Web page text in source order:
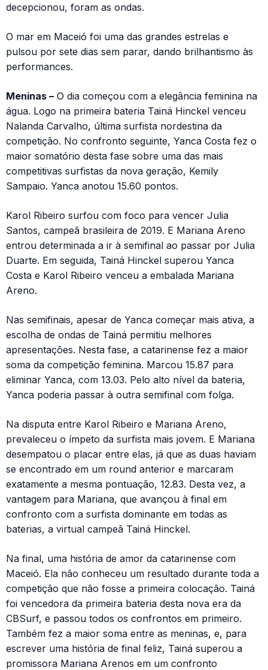
decepcionou, foram as ondas.
O mar em Maceió foi uma das grandes estrelas e
pulsou por sete dias sem parar, dando brilhantismo às
performances.
Meninas – O dia começou com a elegância feminina na
água. Logo na primeira bateria Tainá Hinckel venceu
Nalanda Carvalho, última surfista nordestina da
competição. No confronto seguinte, Yanca Costa fez o
maior somatório desta fase sobre uma das mais
competitivas surfistas da nova geração, Kemily
Sampaio. Yanca anotou 15.60 pontos.
Karol Ribeiro surfou com foco para vencer Julia
Santos, campeã brasileira de 2019. E Mariana Areno
entrou determinada a ir à semifinal ao passar por Julia
Duarte. Em seguida, Tainá Hinckel superou Yanca
Costa e Karol Ribeiro venceu a embalada Mariana
Areno.
Nas semifinais, apesar de Yanca começar mais ativa, a
escolha de ondas de Tainá permitiu melhores
apresentações. Nesta fase, a catarinense fez a maior
soma da competição feminina. Marcou 15.87 para
eliminar Yanca, com 13.03. Pelo alto nível da bateria,
Yanca poderia passar à outra semifinal com folga.
Na disputa entre Karol Ribeiro e Mariana Areno,
prevaleceu o ímpeto da surfista mais jovem. E Mariana
desempatou o placar entre elas, já que as duas haviam
se encontrado em um round anterior e marcaram
exatamente a mesma pontuação, 12.83. Desta vez, a
vantagem para Mariana, que avançou à final em
confronto com a surfista dominante em todas as
baterias, a virtual campeã Tainá Hinckel.
Na final, uma história de amor da catarinense com
Maceió. Ela não conheceu um resultado durante toda a
competição que não fosse a primeira colocação. Tainá
foi vencedora da primeira bateria desta nova era da
CBSurf, e passou todos os confrontos em primeiro.
Também fez a maior soma entre as meninas, e, para
escrever uma história de final feliz, Tainá superou a
promissora Mariana Arenos em um confronto